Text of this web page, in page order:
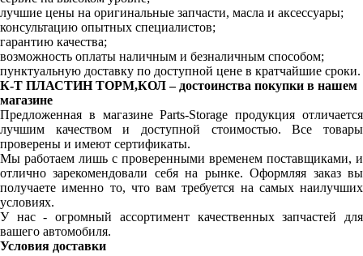
лучшие цены на оригинальные запчасти, масла и аксессуары;
консультацию опытных специалистов;
гарантию качества;
возможность оплаты наличным и безналичным способом;
пунктуальную доставку по доступной цене в кратчайшие сроки.
К-Т ПЛАСТИН ТОРМ,КОЛ – достоинства покупки в нашем
магазине
Предложенная в магазине Parts-Storage продукция отличается
лучшим качеством и доступной стоимостью. Все товары
проверены и имеют сертификаты.
Мы работаем лишь с проверенными временем поставщиками, и
отлично зарекомендовали себя на рынке. Оформляя заказ вы
получаете именно то, что вам требуется на самых наилучших
условиях.
У нас - огромный ассортимент качественных запчастей для
вашего автомобиля.
Условия доставки